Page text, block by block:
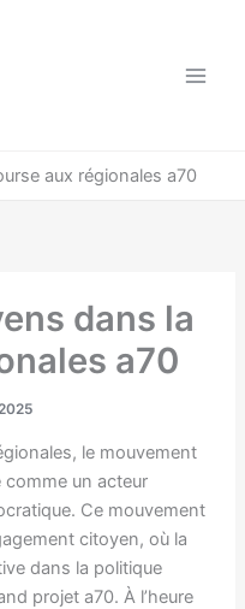
aux régionales a70
dans la
a70
le mouvement
comme un acteur
Ce mouvement
citoyen, où la
dans la politique
projet a70. À l’heure